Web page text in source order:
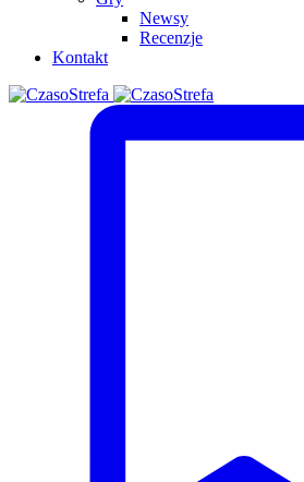
Newsy
Recenzje
Kontakt